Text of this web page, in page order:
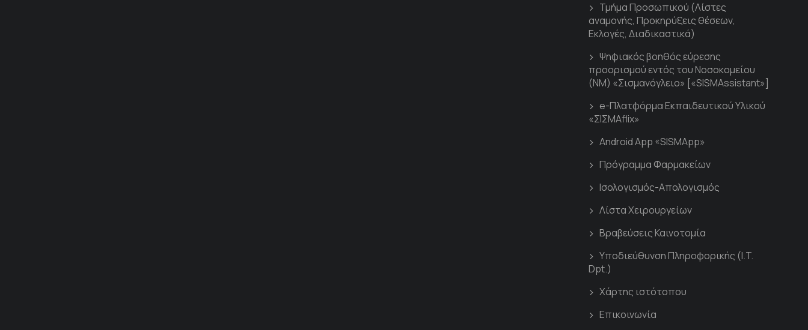
Τμήμα Προσωπικού (Λίστες
αναμονής, Προκηρύξεις θέσεων,
Εκλογές, Διαδικαστικά)
Ψηφιακός βοηθός εύρεσης
προορισμού εντός του Νοσοκομείου
(ΝΜ) «Σισμανόγλειο» [«SISMAssistant»]
e-Πλατφόρμα Εκπαιδευτικού Υλικού
«ΣΙΣΜΑflix»
Android App «SISMApp»
Πρόγραμμα Φαρμακείων
Ισολογισμός-Απολογισμός
Λίστα Χειρουργείων
Βραβεύσεις Καινοτομία
Υποδιεύθυνση Πληροφορικής (I.T.
Dpt.)
Χάρτης ιστότοπου
Επικοινωνία